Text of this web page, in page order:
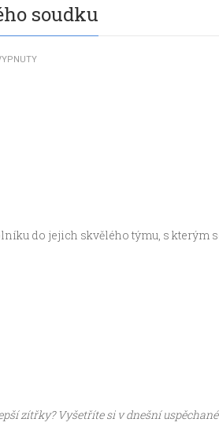
soudku
do jejich skvělého týmu, s kterým
zítřky? Vyšetříte si v dnešní